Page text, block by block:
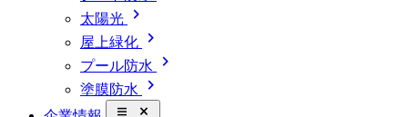
太陽光 chevron_right
屋上緑化 chevron_right
プール防水 chevron_right
塗膜防水 chevron_right
close_small